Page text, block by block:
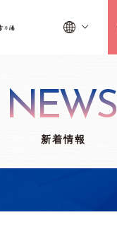
NEWS
新着情報